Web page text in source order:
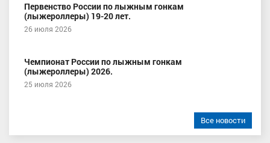
Первенство России по лыжным гонкам
(лыжероллеры) 19-20 лет.
26 июля 2026
Чемпионат России по лыжным гонкам
(лыжероллеры) 2026.
25 июля 2026
Все новости